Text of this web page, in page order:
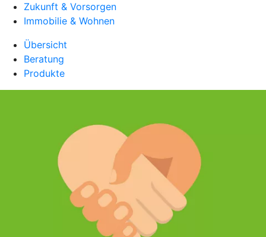
Zukunft & Vorsorgen
Immobilie & Wohnen
Übersicht
Beratung
Produkte